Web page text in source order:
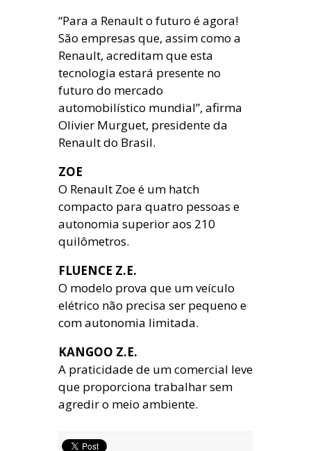
“Para a Renault o futuro é agora!
São empresas que, assim como a
Renault, acreditam que esta
tecnologia estará presente no
futuro do mercado
automobilístico mundial”, afirma
Olivier Murguet, presidente da
Renault do Brasil.
ZOE
O Renault Zoe é um hatch
compacto para quatro pessoas e
autonomia superior aos 210
quilômetros.
FLUENCE Z.E.
O modelo prova que um veículo
elétrico não precisa ser pequeno e
com autonomia limitada.
KANGOO Z.E.
A praticidade de um comercial leve
que proporciona trabalhar sem
agredir o meio ambiente.